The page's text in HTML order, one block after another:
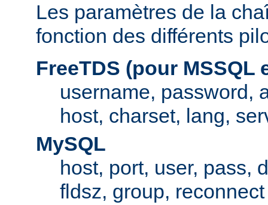
Les paramètres de la
fonction des différents
FreeTDS (pour MSSQL
username, password,
host, charset, lang,
MySQL
host, port, user, pass,
fldsz, group, reconnect